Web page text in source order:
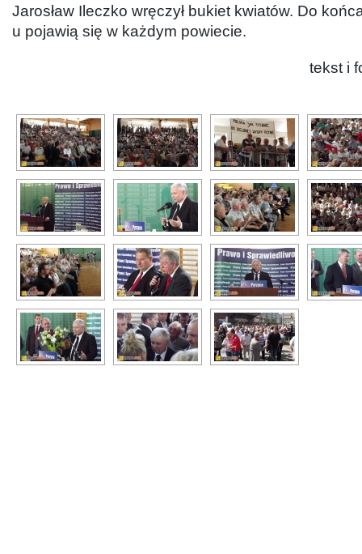
Jarosław Ileczko wręczył bukiet kwiatów. Do
u pojawią się w każdym powiecie.
tekst i